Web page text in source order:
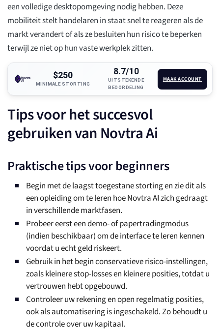
een volledige desktopomgeving nodig hebben. Deze
mobiliteit stelt handelaren in staat snel te reageren als de
markt verandert of als ze besluiten hun risico te beperken
terwijl ze niet op hun vaste werkplek zitten.
$250
MINIMALE STORTING
8.7/10
UITSTEKENDE
BEOORDELING
MAAK ACCOUNT
Tips voor het succesvol
gebruiken van Novtra Ai
Praktische tips voor beginners
Begin met de laagst toegestane storting en zie dit als
een opleiding om te leren hoe Novtra AI zich gedraagt
in verschillende marktfasen.
Probeer eerst een demo- of papertradingmodus
(indien beschikbaar) om de interface te leren kennen
voordat u echt geld riskeert.
Gebruik in het begin conservatieve risico-instellingen,
zoals kleinere stop-losses en kleinere posities, totdat u
vertrouwen hebt opgebouwd.
Controleer uw rekening en open regelmatig posities,
ook als automatisering is ingeschakeld. Zo behoudt u
de controle over uw kapitaal.